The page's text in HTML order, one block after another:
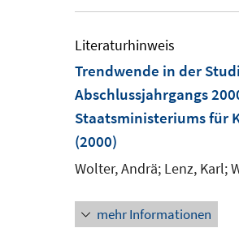
Literaturhinweis
Trendwende in der
Abschlussjahrgangs
Staatsministeriums für
(2000)
Wolter, Andrä; Lenz, Karl;
mehr Informationen